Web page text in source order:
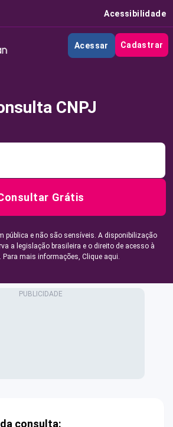
Acessibilidade
Acessar Cadastrar
CNPJ
Grátis
pública e não são sensíveis. A disponibilização
a legislação brasileira e o direito de acesso à
Para mais informações, Clique aqui.
consulta: